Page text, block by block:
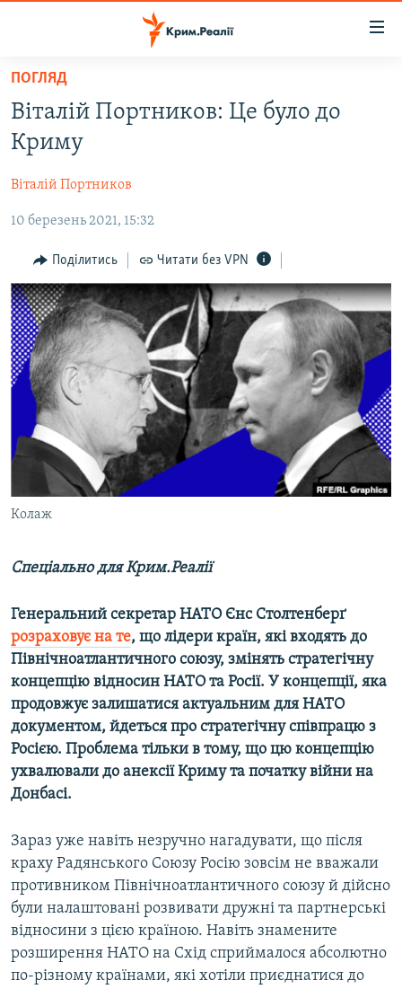
Перейти
основного
матеріалу
Перейти
до
навігації
Перейти
пошуку
ВІДЕО ТА ФОТО
ПОЛІТИКА
БЛОГИ
ПОГЛЯД
ІНТЕРВ'Ю
ВСЕ ЗА ДЕНЬ
СПЕЦПРОЕКТИ
ДЕПОРТАЦІЯ
ВІДЕОУРОКИ «ELIFBE»
СВІДЧЕННЯ ОКУПАЦІЇ
УКРАЇНСЬКА ПРОБЛЕМА КРИМУ
ІНФОГРАФІКА
ЯК ОБІЙТИ БЛОКУВАННЯ
Русский
Qırımtatar
ДОЛУЧАЙСЯ!
ПОГЛЯД
Віталій Портников: Це було до
Криму
Віталій Портников
10 березень 2021, 15:32
Поділитись Читати без VPN
Колаж
Спеціально для Крим.Реалії
Генеральний секретар НАТО Єнс Столтенберґ
розраховує на те, що лідери країн, які входять до
Північноатлантичного союзу, змінять стратегічну
концепцію відносин НАТО та Росії. У концепції, яка
продовжує залишатися актуальним для НАТО
документом, йдеться про стратегічну співпрацю з
Росією. Проблема тільки в тому, що цю концепцію
ухвалювали до анексії Криму та початку війни на
Донбасі.
Зараз уже навіть незручно нагадувати, що після
краху Радянського Союзу Росію зовсім не вважали
противником Північноатлантичного союзу й дійсно
були налаштовані розвивати дружні та партнерські
відносини з цією країною. Навіть знамените
розширення НАТО на Схід сприймалося абсолютно
по-різному країнами, які хотіли приєднатися до